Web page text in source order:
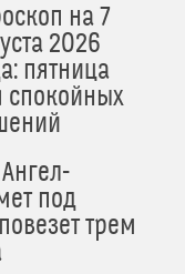
на 7
2026
пятница
спокойных
под
трем